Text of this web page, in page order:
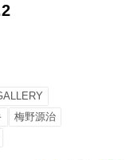
梅野源治